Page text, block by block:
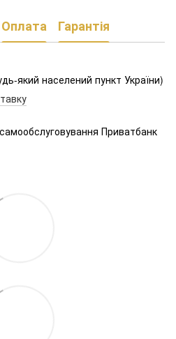
Оплата Гарантія
який населений пункт України)
Приватбанк